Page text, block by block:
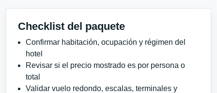
Checklist del paquete
Confirmar habitación, ocupación y régimen del
hotel
Revisar si el precio mostrado es por persona o
total
Validar vuelo redondo, escalas, terminales y